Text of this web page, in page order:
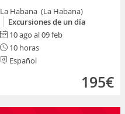
La Habana (La Habana)
Excursiones de un día
10 ago al 09 feb
10 horas
Español
195€